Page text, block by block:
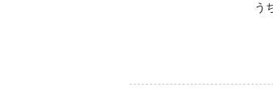
うちモミス